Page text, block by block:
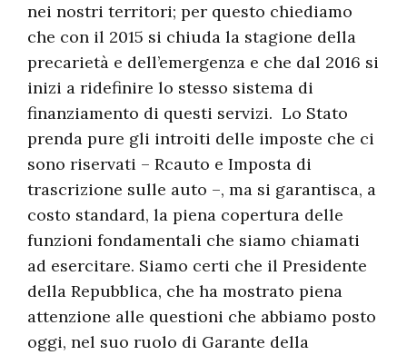
nei nostri territori; per questo chiediamo
che con il 2015 si chiuda la stagione della
precarietà e dell’emergenza e che dal 2016 si
inizi a ridefinire lo stesso sistema di
finanziamento di questi servizi. Lo Stato
prenda pure gli introiti delle imposte che ci
sono riservati – Rcauto e Imposta di
trascrizione sulle auto –, ma si garantisca, a
costo standard, la piena copertura delle
funzioni fondamentali che siamo chiamati
ad esercitare. Siamo certi che il Presidente
della Repubblica, che ha mostrato piena
attenzione alle questioni che abbiamo posto
oggi, nel suo ruolo di Garante della